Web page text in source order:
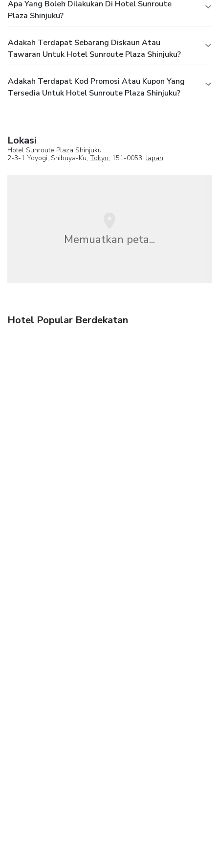
Apa Yang Boleh Dilakukan Di Hotel Sunroute
Plaza Shinjuku?
Adakah Terdapat Sebarang Diskaun Atau
Tawaran Untuk Hotel Sunroute Plaza Shinjuku?
Adakah Terdapat Kod Promosi Atau Kupon Yang
Tersedia Untuk Hotel Sunroute Plaza Shinjuku?
Lokasi
Hotel Sunroute Plaza Shinjuku
2-3-1 Yoyogi, Shibuya-Ku, Tokyo, 151-0053,Japan
Memuatkan peta...
Hotel Popular Berdekatan